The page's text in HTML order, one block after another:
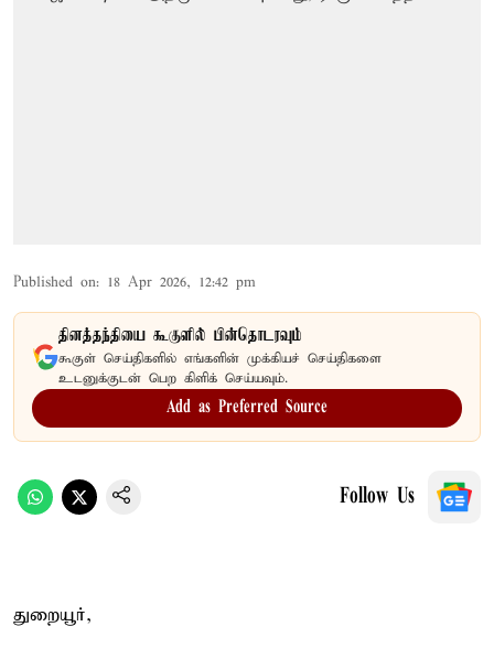
Published on: 18 Apr 2026, 12:42 pm
தினத்தந்தியை கூகுளில் பின்தொடரவும்
கூகுள் செய்திகளில் எங்களின் முக்கியச் செய்திகளை
உடனுக்குடன் பெற கிளிக் செய்யவும்.
Add as Preferred Source
Follow Us
துறையூர்,